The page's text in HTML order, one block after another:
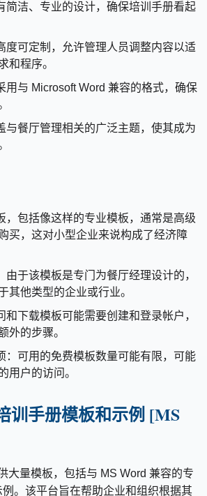
简洁、专业的设计，确保培训手册看起
度可定制，允许管理人员调整内容以适
和程序。
用与 Microsoft Word 兼容的格式，确保
与餐厅管理相关的广泛主题，使其成为
，包括像这样的专业模板，通常是高级
买，这对小型企业来说构成了经济障
由于该模板是专门为餐厅经理设计的，
其他类型的企业或行业。
和下载模板可能需要创建和登录帐户，
外的步骤。
：可用的免费模板数量可能有限，可能
用户的访问。
训手册模板和示例 [MS
大量模板，包括与 MS Word 兼容的专
。该平台旨在帮助企业和组织根据其